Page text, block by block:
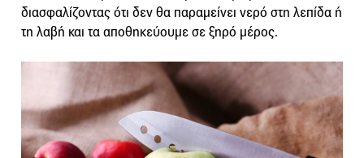
διασφαλίζοντας ότι δεν θα παραμείνει νερό στη λεπίδα ή
τη λαβή και τα αποθηκεύουμε σε ξηρό μέρος.